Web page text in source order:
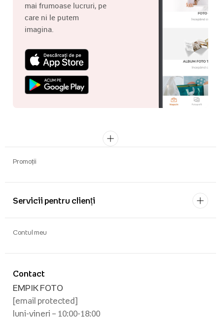
mai frumoase lucruri, pe
care ni le putem
imagina.
Promoții
Servicii pentru clienți
Contact
EMPIK FOTO
[email protected]
luni-vineri – 10:00-18:00
Contul meu